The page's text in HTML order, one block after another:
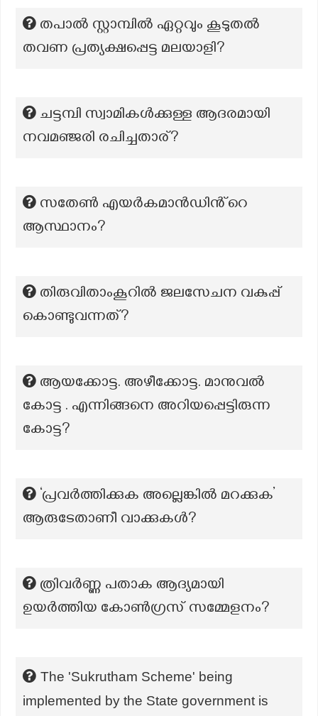
തപാല്‍ സ്റ്റാമ്പില്‍ ഏറ്റവും കൂടുതല്‍
തവണ പ്രത്യക്ഷപ്പെട്ട മലയാളി?
ചട്ടമ്പി സ്വാമികൾക്കുള്ള ആദരമായി
നവമഞ്ജരി രചിച്ചതാര്?
സതേൺ എയർകമാൻഡിൻ്റെ
ആസ്ഥാനം?
തിരുവിതാംകൂറിൽ ജലസേചന വകുപ്പ്
കൊണ്ടുവന്നത്?
ആയക്കോട്ട. അഴീക്കോട്ട. മാനുവൽ
കോട്ട . എന്നിങ്ങനെ അറിയപ്പെട്ടിരുന്ന
കോട്ട?
‘പ്രവർത്തിക്കുക അല്ലെങ്കിൽ മറക്കുക’
ആരുടേതാണീ വാക്കുകൾ?
ത്രിവർണ്ണ പതാക ആദ്യമായി
ഉയർത്തിയ കോൺഗ്രസ് സമ്മേളനം?
The 'Sukrutham Scheme' being
implemented by the State government is